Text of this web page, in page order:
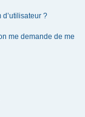
?
me demande de me